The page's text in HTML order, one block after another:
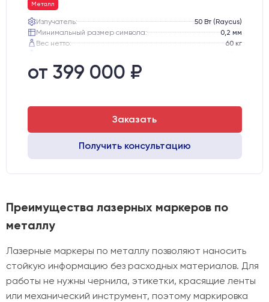
Металл
Излучатель:
50 Вт (Raycus)
Минимальный размер символа:
0,2 мм
Вес нетто:
60 кг
Транспортный габарит станка, мм:
от 399 000 ₽
Заказать
Получить консультацию
Преимущества лазерных маркеров по
металлу
Лазерные маркеры по металлу позволяют наносить
стойкую информацию без расходных материалов. Для
работы не нужны чернила, этикетки, красящие ленты
или механический инструмент, поэтому маркировка